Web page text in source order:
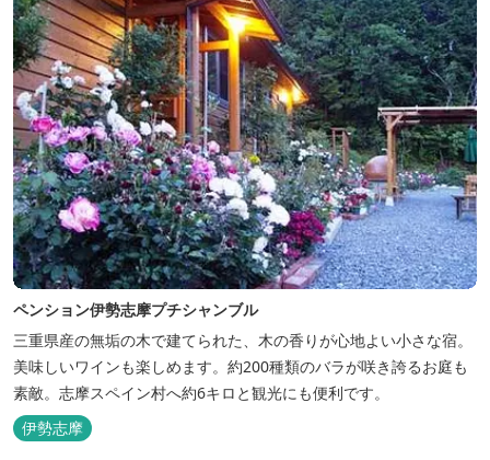
ペンション伊勢志摩プチシャンブル
三重県産の無垢の木で建てられた、木の香りが心地よい小さな宿。
美味しいワインも楽しめます。約200種類のバラが咲き誇るお庭も
素敵。志摩スペイン村へ約6キロと観光にも便利です。
伊勢志摩